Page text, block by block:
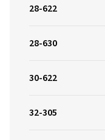
28-622
28-630
30-622
32-305